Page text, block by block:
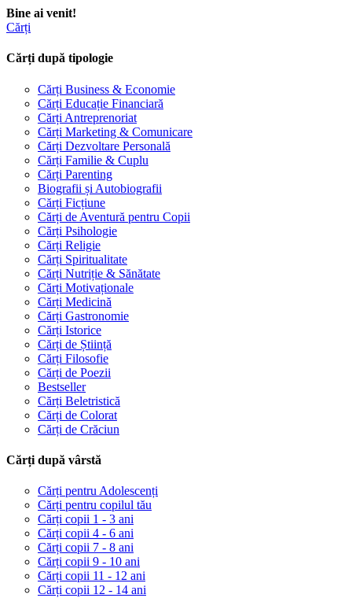
Bine ai venit!
Cărți
Cărți după tipologie
Cărți Business & Economie
Cărți Educație Financiară
Cărți Antreprenoriat
Cărți Marketing & Comunicare
Cărți Dezvoltare Personală
Cărți Familie & Cuplu
Cărți Parenting
Biografii și Autobiografii
Cărți Ficțiune
Cărți de Aventură pentru Copii
Cărți Psihologie
Cărți Religie
Cărți Spiritualitate
Cărți Nutriție & Sănătate
Cărți Motivaționale
Cărți Medicină
Cărți Gastronomie
Cărți Istorice
Cărți de Știință
Cărți Filosofie
Cărți de Poezii
Bestseller
Cărți Beletristică
Cărți de Colorat
Cărți de Crăciun
Cărți după vârstă
Cărți pentru Adolescenți
Cărți pentru copilul tău
Cărți copii 1 - 3 ani
Cărți copii 4 - 6 ani
Cărți copii 7 - 8 ani
Cărți copii 9 - 10 ani
Cărți copii 11 - 12 ani
Cărți copii 12 - 14 ani